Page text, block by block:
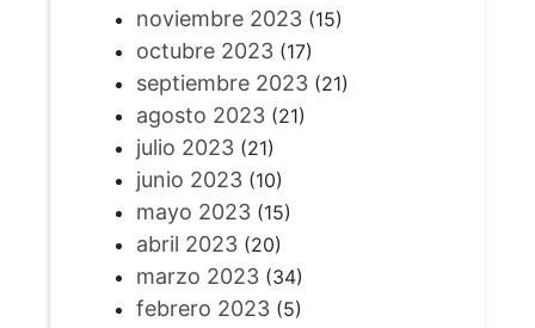
noviembre 2023(15)
octubre 2023(17)
septiembre 2023(21)
agosto 2023(21)
julio 2023(21)
junio 2023(10)
mayo 2023(15)
abril 2023(20)
marzo 2023(34)
febrero 2023(5)